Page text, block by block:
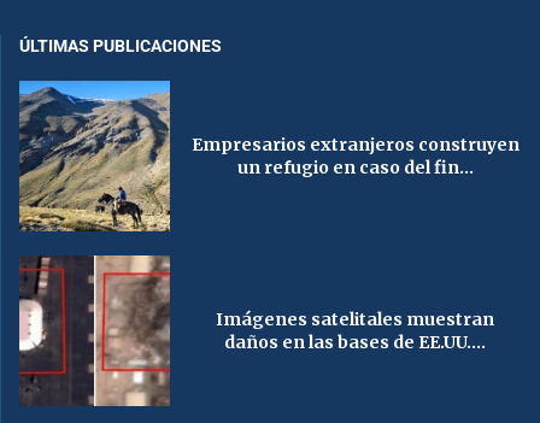
ÚLTIMAS PUBLICACIONES
Empresarios extranjeros construyen
un refugio en caso del fin...
Imágenes satelitales muestran
daños en las bases de EE.UU....